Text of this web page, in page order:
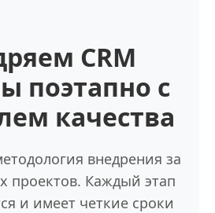
CRM
поэтапно с
качества
внедрения за
проектов. Каждый этап
и имеет четкие сроки